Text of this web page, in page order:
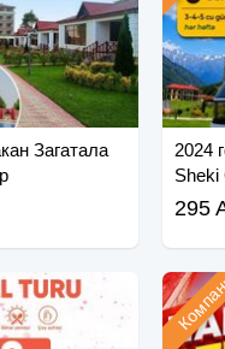
Загатала
2024
Sheki
295